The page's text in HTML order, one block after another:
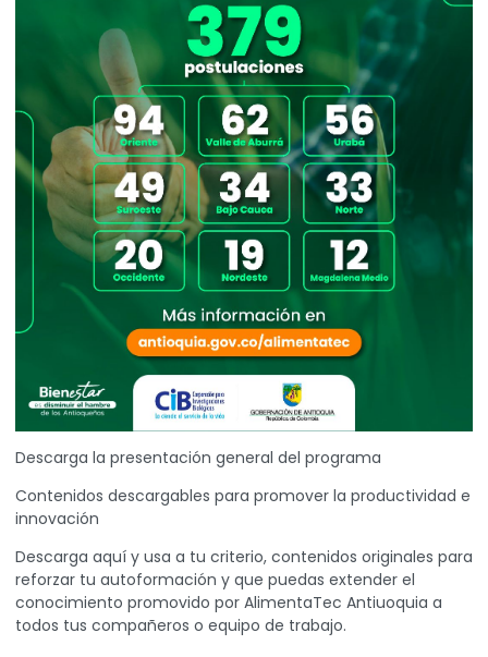
Descarga la presentación general del programa
Contenidos descargables para promover la productividad e
innovación
Descarga aquí y usa a tu criterio, contenidos originales para
reforzar tu autoformación y que puedas extender el
conocimiento promovido por AlimentaTec Antiuoquia a
todos tus compañeros o equipo de trabajo.